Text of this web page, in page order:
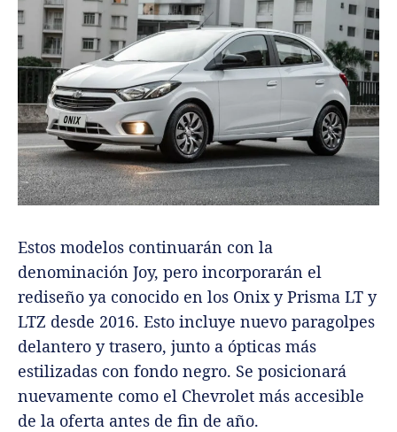
Estos modelos continuarán con la
denominación Joy, pero incorporarán el
rediseño ya conocido en los Onix y Prisma LT y
LTZ desde 2016. Esto incluye nuevo paragolpes
delantero y trasero, junto a ópticas más
estilizadas con fondo negro. Se posicionará
nuevamente como el Chevrolet más accesible
de la oferta antes de fin de año.